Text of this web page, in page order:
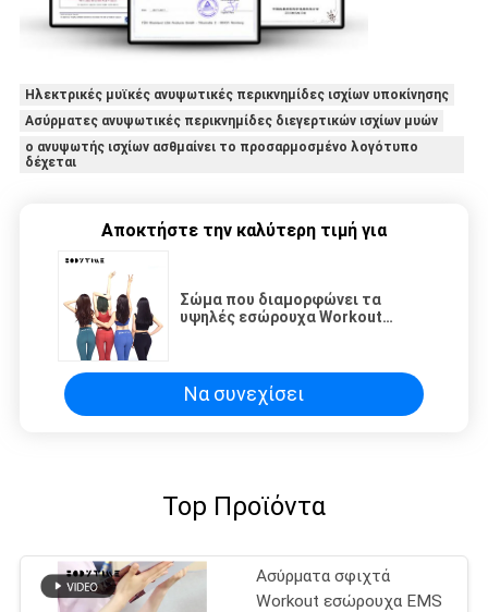
Ηλεκτρικές μυϊκές ανυψωτικές περικνημίδες ισχίων υποκίνησης
Ασύρματες ανυψωτικές περικνημίδες διεγερτικών ισχίων μυών
ο ανυψωτής ισχίων ασθμαίνει το προσαρμοσμένο λογότυπο
δέχεται
Αποκτήστε την καλύτερη τιμή για
Σώμα που διαμορφώνει τα
υψηλές εσώρουχα Workout
BODYTIME
Να συνεχίσει
Top Προϊόντα
Ασύρματα σφιχτά
Workout εσώρουχα EMS